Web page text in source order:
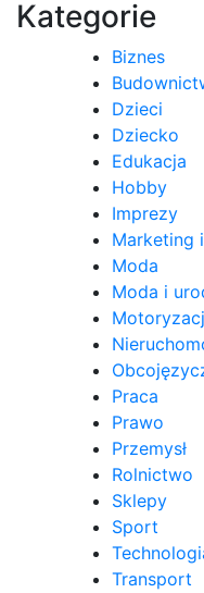
Kategorie
Biznes
Dzieci
Dziecko
Edukacja
Hobby
Imprezy
Marketing
Moda
Moda i
Praca
Prawo
Przemysł
Rolnictwo
Sklepy
Sport
Transport